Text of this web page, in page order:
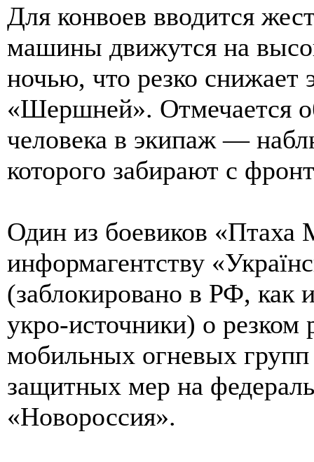
Для конвоев вводится
машины движутся на
ночью, что резко снижает
«Шершней». Отмечается
человека в экипаж —
которого забирают с
Один из боевиков «Птаха
информагентству
(заблокировано в РФ, как
укро-источники) о резком
мобильных огневых
защитных мер на
«Новороссия».